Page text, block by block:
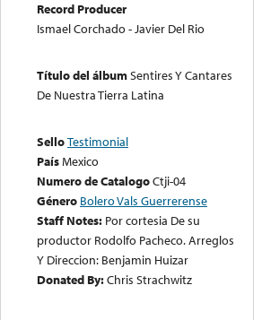
Record Producer
Ismael Corchado - Javier Del Rio
Título del álbumSentires Y Cantares
De Nuestra Tierra Latina
SelloTestimonial
PaísMexico
Numero de CatalogoCtji-04
Género Bolero Vals Guerrerense
Staff Notes: Por cortesia De su
productor Rodolfo Pacheco. Arreglos
Y Direccion: Benjamin Huizar
Donated By:Chris Strachwitz